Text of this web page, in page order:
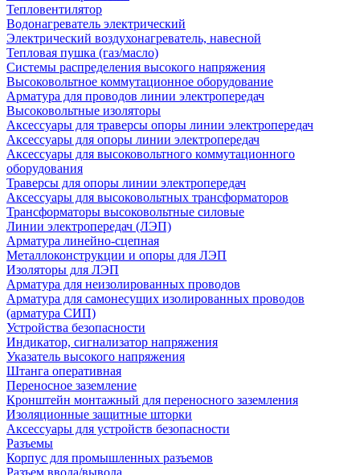
Тепловентилятор
Водонагреватель электрический
Электрический воздухонагреватель, навесной
Тепловая пушка (газ/масло)
Системы распределения высокого напряжения
Высоковольтное коммутационное оборудование
Арматура для проводов линии электропередач
Высоковольтные изоляторы
Аксессуары для траверсы опоры линии электропередач
Аксессуары для опоры линии электропередач
Аксессуары для высоковольтного коммутационного
оборудования
Траверсы для опоры линии электропередач
Аксессуары для высоковольтных трансформаторов
Трансформаторы высоковольтные силовые
Линии электропередач (ЛЭП)
Арматура линейно-сцепная
Металлоконструкции и опоры для ЛЭП
Изоляторы для ЛЭП
Арматура для неизолированных проводов
Арматура для самонесущих изолированных проводов
(арматура СИП)
Устройства безопасности
Индикатор, сигнализатор напряжения
Указатель высокого напряжения
Штанга оперативная
Переносное заземление
Кронштейн монтажный для переносного заземления
Изоляционные защитные шторки
Аксессуары для устройств безопасности
Разъемы
Корпус для промышленных разъемов
Разъем ввода/вывода